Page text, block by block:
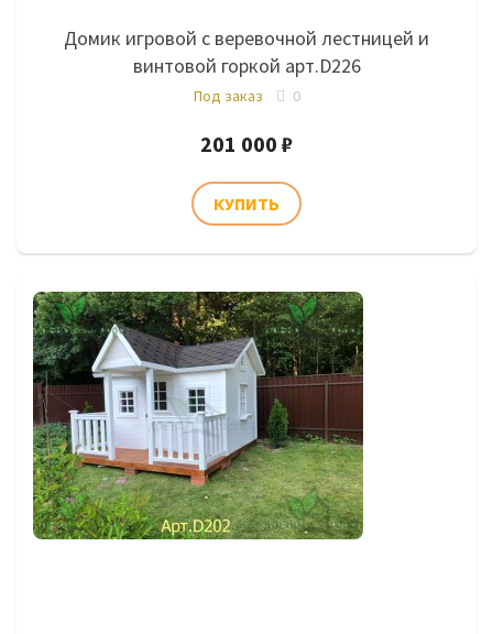
Домик игровой с веревочной лестницей и
винтовой горкой арт.D226
Под заказ 0
201 000 ₽